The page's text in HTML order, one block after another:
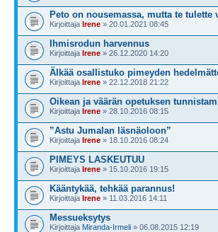
Peto on nousemassa, mutta te tulette
Kirjoittaja Irene » 20.01.2021 08:45
Ihmisrodun harvennus
Kirjoittaja Irene » 26.12.2020 14:20
Älkää osallistuko pimeyden
Kirjoittaja Irene » 22.12.2018 21:22
Oikean ja väärän opetuksen
Kirjoittaja Irene » 28.10.2016 08:15
”Astu Jumalan läsnäoloon”
Kirjoittaja Irene » 18.10.2016 08:24
PIMEYS LASKEUTUU
Kirjoittaja Irene » 15.10.2016 19:15
Kääntykää, tehkää parannus!
Kirjoittaja Irene » 11.03.2016 14:11
Messueksytys
Kirjoittaja Miranda-Irmeli » 06.08.2015 12:19